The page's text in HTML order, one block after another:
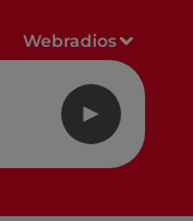
Webradios